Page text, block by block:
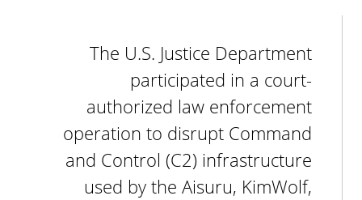
The U.S. Justice Department
participated in a court-
authorized law enforcement
operation to disrupt Command
and Control (C2) infrastructure
used by the Aisuru, KimWolf,